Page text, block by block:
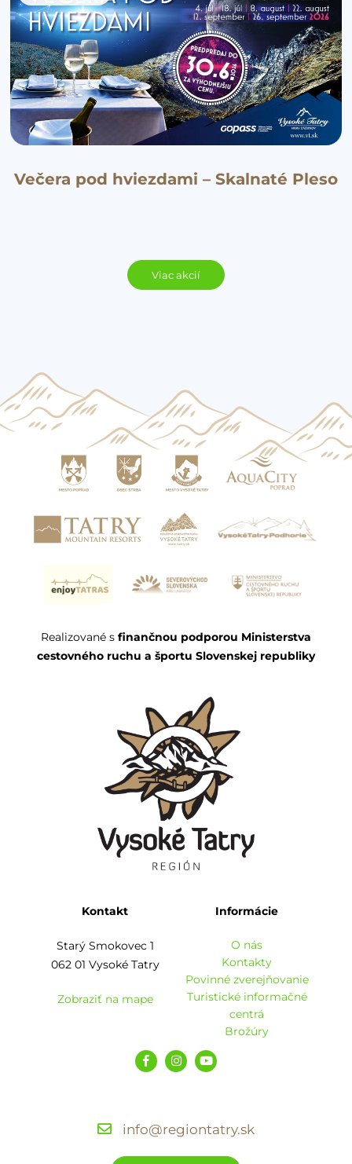
Večera pod hviezdami – Skalnaté Pleso
Viac akcií
Realizované s finančnou podporou Ministerstva
cestovného ruchu a športu Slovenskej republiky
Kontakt
Starý Smokovec 1
062 01 Vysoké Tatry
Zobraziť na mape
Informácie
O nás
Kontakty
Povinné zverejňovanie
Turistické informačné
centrá
Brožúry
info@regiontatry.sk